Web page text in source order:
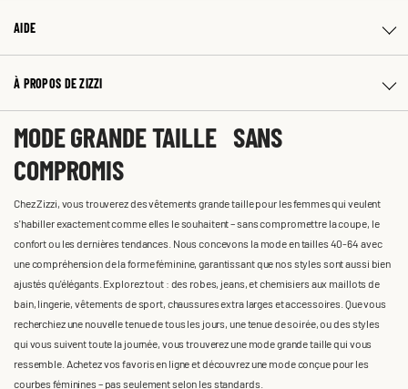
AIDE
À PROPOS DE ZIZZI
MODE GRANDE TAILLE SANS
COMPROMIS
Chez Zizzi, vous trouverez des vêtements grande taille pour les femmes qui veulent
s'habiller exactement comme elles le souhaitent – sans compromettre la coupe, le
confort ou les dernières tendances. Nous concevons la mode en tailles 40-64 avec
une compréhension de la forme féminine, garantissant que nos styles sont aussi bien
ajustés qu'élégants. Explorez tout : des robes, jeans, et chemisiers aux maillots de
bain, lingerie, vêtements de sport, chaussures extra larges et accessoires. Que vous
recherchiez une nouvelle tenue de tous les jours, une tenue de soirée, ou des styles
qui vous suivent toute la journée, vous trouverez une mode grande taille qui vous
ressemble. Achetez vos favoris en ligne et découvrez une mode conçue pour les
courbes féminines – pas seulement selon les standards.